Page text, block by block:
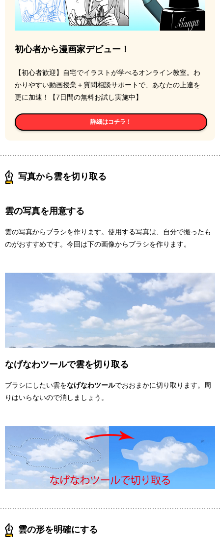
初心者から漫画家デビュー！
【初心者歓迎】自宅でイラストが学べるオンライン教室。わ
かりやすい動画授業＋質問相談サポートで、あなたの上達を
更に加速！【7日間の無料お試し実施中】
詳細はコチラ！
写真から雲を切り取る
雲の写真を用意する
雲の写真からブラシを作ります。使用する写真は、自分で撮ったも
のがおすすめです。今回は下の画像からブラシを作ります。
なげなわツールで雲を切り取る
ブラシにしたい雲をなげなわツールでおおまかに切り取ります。周
りはいらないので消しましょう。
雲の形を明確にする